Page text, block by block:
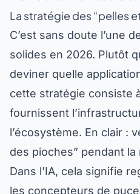
La stratégie des “pelles
C’est sans doute l’une
solides en 2026. Plutôt
deviner quelle
cette stratégie consiste
fournissent
l’écosystème. En clair :
des pioches” pendant la
Dans l’IA, cela signifie
les concepteurs de